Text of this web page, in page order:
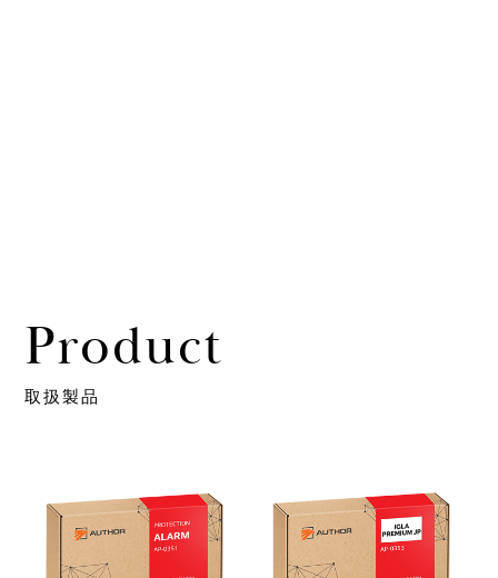
Product
取扱製品